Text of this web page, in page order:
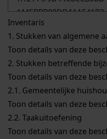
Inventaris
1. Stukken van algemene
Toon details van deze
2. Stukken betreffende
Toon details van deze
2.1. Gemeentelijke
Toon details van deze
2.2. Taakuitoefening
Toon details van deze